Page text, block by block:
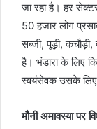
जा रहा है। हर
50 हजार लोग
सब्जी, पूड़ी, कचौड़ी,
है। भंडारा के लिए
स्वयंसेवक उसके लिए
मौनी अमावस्‍या पर